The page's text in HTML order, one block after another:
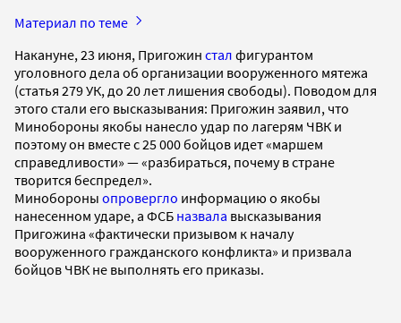
Материал по теме
Накануне, 23 июня, Пригожин стал фигурантом
уголовного дела об организации вооруженного мятежа
(статья 279 УК, до 20 лет лишения свободы). Поводом для
этого стали его высказывания: Пригожин заявил, что
Минобороны якобы нанесло удар по лагерям ЧВК и
поэтому он вместе с 25 000 бойцов идет «маршем
справедливости» — «разбираться, почему в стране
творится беспредел».
Минобороны опровергло информацию о якобы
нанесенном ударе, а ФСБ назвала высказывания
Пригожина «фактически призывом к началу
вооруженного гражданского конфликта» и призвала
бойцов ЧВК не выполнять его приказы.